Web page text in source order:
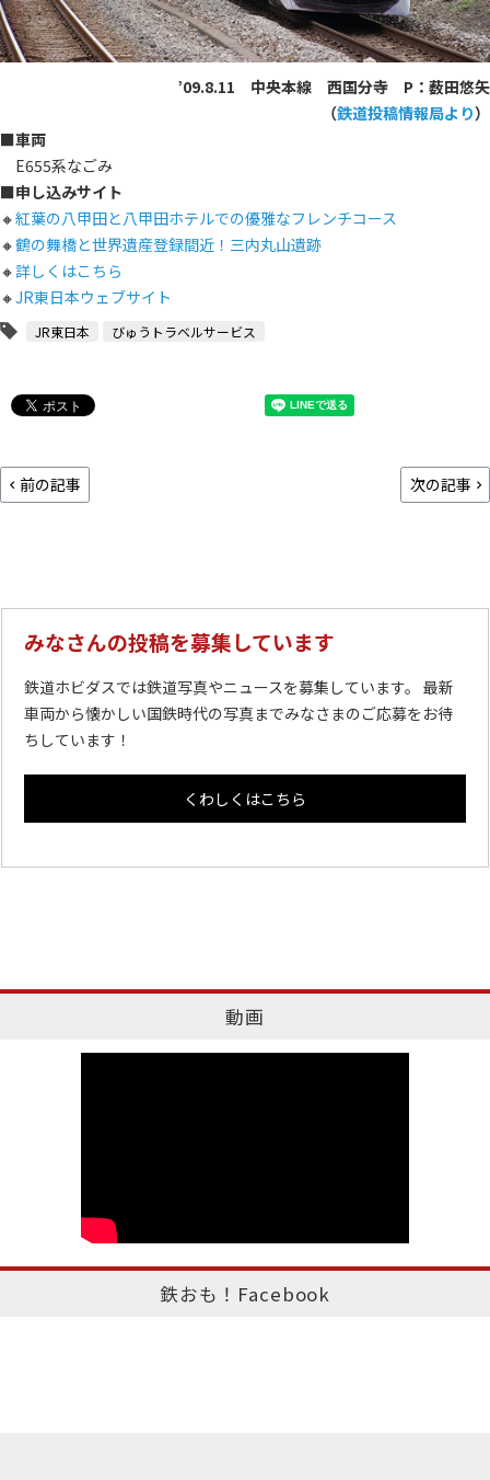
’09.8.11 中央本線 西国分寺 P： 薮田悠矢
（鉄道投稿情報局より）
■車両
E655系なごみ
■申し込みサイト
🔸紅葉の八甲田と八甲田ホテルでの優雅なフレンチコース
🔸鶴の舞橋と世界遺産登録間近！三内丸山遺跡
🔸詳しくはこちら
🔸JR東日本ウェブサイト
JR東日本 びゅうトラベルサービス
前の記事 次の記事
みなさんの投稿を募集しています
鉄道ホビダスでは鉄道写真やニュースを募集しています。 最新
車両から懐かしい国鉄時代の写真までみなさまのご応募をお待
ちしています！
くわしくはこちら
動画
鉄おも！Facebook